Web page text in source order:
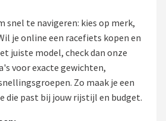
snel te navigeren: kies op merk,
je online een racefiets kopen en
juiste model, check dan onze
voor exacte gewichten,
Zo maak je een
die past bij jouw rijstijl en budget.